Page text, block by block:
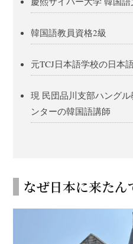
韓国語教員資格2級
元TCJ日本語学校の日本
現 民団品川支部ハング
ンターの韓国語講師
なぜ日本に来たん